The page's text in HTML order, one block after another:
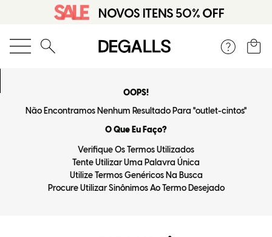
O que você está procurando?
OOPS!
Não Encontramos Nenhum Resultado Para "outlet-cintos"
O Que Eu Faço?
Verifique Os Termos Utilizados
Tente Utilizar Uma Palavra Única
Utilize Termos Genéricos Na Busca
Procure Utilizar Sinônimos Ao Termo Desejado